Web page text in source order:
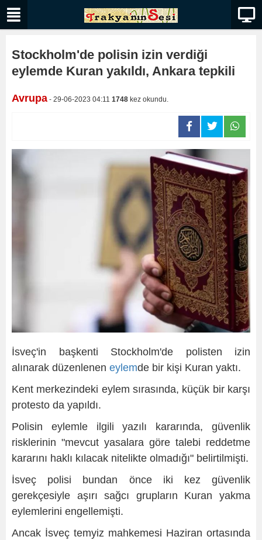
Stockholm'de polisin izin verdiği
eylemde Kuran yakıldı, Ankara tepkili
Avrupa - 29-06-2023 04:11 1748 kez okundu.
İsveç'in başkenti Stockholm'de polisten izin
alınarak düzenlenen eylemde bir kişi Kuran yaktı.
Kent merkezindeki eylem sırasında, küçük bir karşı
protesto da yapıldı.
Polisin eylemle ilgili yazılı kararında, güvenlik
risklerinin "mevcut yasalara göre talebi reddetme
kararını haklı kılacak nitelikte olmadığı" belirtilmişti.
İsveç polisi bundan önce iki kez güvenlik
gerekçesiyle aşırı sağcı grupların Kuran yakma
eylemlerini engellemişti.
Ancak İsveç temyiz mahkemesi Haziran ortasında